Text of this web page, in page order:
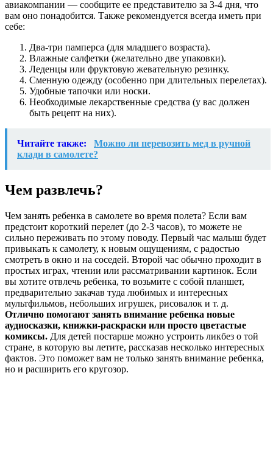
авиакомпании — сообщите ее представителю за 3-4 дня, что
вам оно понадобится. Также рекомендуется всегда иметь при
себе:
Два-три памперса (для младшего возраста).
Влажные салфетки (желательно две упаковки).
Леденцы или фруктовую жевательную резинку.
Сменную одежду (особенно при длительных перелетах).
Удобные тапочки или носки.
Необходимые лекарственные средства (у вас должен
быть рецепт на них).
Читайте также:
Можно ли перевозить мед в ручной
клади в самолете?
Чем развлечь?
Чем занять ребенка в самолете во время полета? Если вам
предстоит короткий перелет (до 2-3 часов), то можете не
сильно переживать по этому поводу. Первый час малыш будет
привыкать к самолету, к новым ощущениям, с радостью
смотреть в окно и на соседей. Второй час обычно проходит в
простых играх, чтении или рассматривании картинок. Если
вы хотите отвлечь ребенка, то возьмите с собой планшет,
предварительно закачав туда любимых и интересных
мультфильмов, небольших игрушек, рисовалок и т. д.
Отлично помогают занять внимание ребенка новые
аудиосказки, книжки-раскраски или просто цветастые
комиксы. Для детей постарше можно устроить ликбез о той
стране, в которую вы летите, рассказав несколько интересных
фактов. Это поможет вам не только занять внимание ребенка,
но и расширить его кругозор.